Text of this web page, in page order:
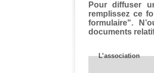
Pour diffuser
remplissez ce
formulaire".
documents
L’association